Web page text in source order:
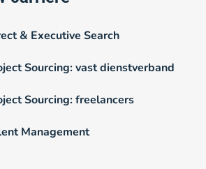
& Executive Search
Sourcing: vast dienstverband
Sourcing: freelancers
Management